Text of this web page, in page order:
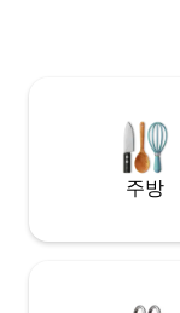
주방